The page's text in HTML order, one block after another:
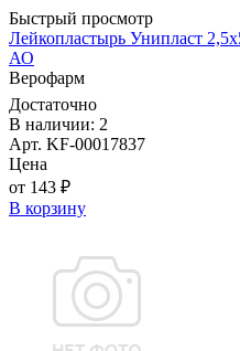
Быстрый просмотр
Лейкопластырь Унипласт
АО
Верофарм
Достаточно
В наличии: 2
Арт. KF-00017837
Цена
от 143 ₽
В корзину